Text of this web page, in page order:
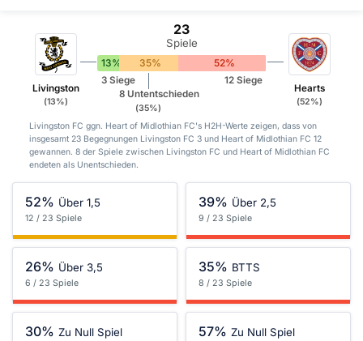
Livingston
(13%)
23
Spiele
13% 35% 52%
3 Siege
8 Untentschieden
(35%)
12 Siege
Hearts
(52%)
Livingston FC ggn. Heart of Midlothian FC's H2H-Werte zeigen, dass von
insgesamt 23 Begegnungen Livingston FC 3 und Heart of Midlothian FC 12
gewannen. 8 der Spiele zwischen Livingston FC und Heart of Midlothian FC
endeten als Unentschieden.
52% Über 1,5
12 / 23 Spiele
39% Über 2,5
9 / 23 Spiele
26% Über 3,5
6 / 23 Spiele
35% BTTS
8 / 23 Spiele
30% Zu Null Spiel 57% Zu Null Spiel